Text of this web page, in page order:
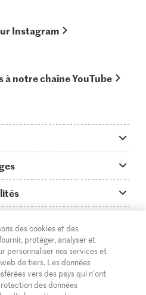
Instagram
à notre chaîne YouTube
des cookies et des
protéger, analyser et
personnaliser nos services et
de tiers. Les données
vers des pays qui n'ont
des données